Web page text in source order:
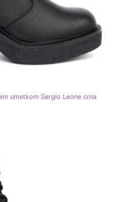
umetkom Sergio Leone crna